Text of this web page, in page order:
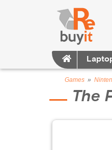
Games »
The